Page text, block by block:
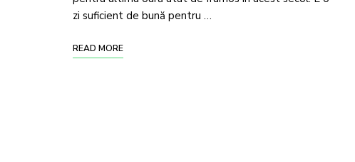
zi suficient de bună pentru …
READ MORE